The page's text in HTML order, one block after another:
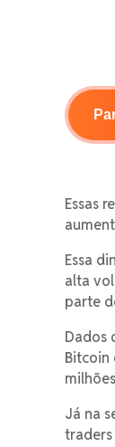
Essas
Essa
alta
parte
Dados
Bitcoin
Já na
traders